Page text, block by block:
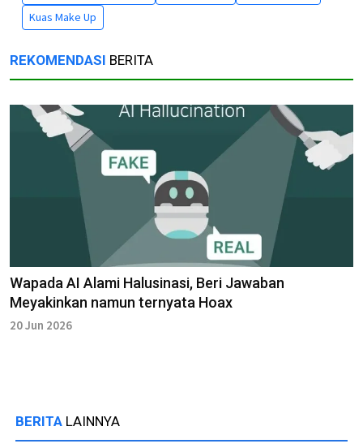
Kuas Make Up
REKOMENDASI BERITA
Wapada AI Alami Halusinasi, Beri Jawaban
Meyakinkan namun ternyata Hoax
20 Jun 2026
BERITA LAINNYA